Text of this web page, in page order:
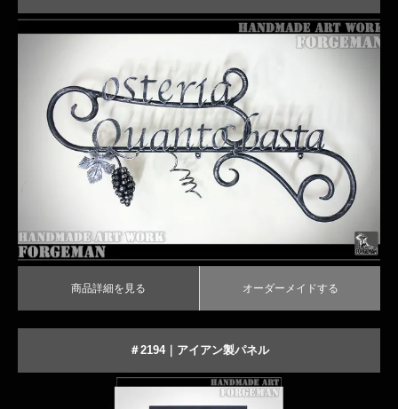
｜葡萄のワンポイント装飾がおしゃれなロートアイアン表札
商品詳細を見るオーダーメイドする
商品詳細を見る オーダーメイドする
＃2194｜アイアン製パネル